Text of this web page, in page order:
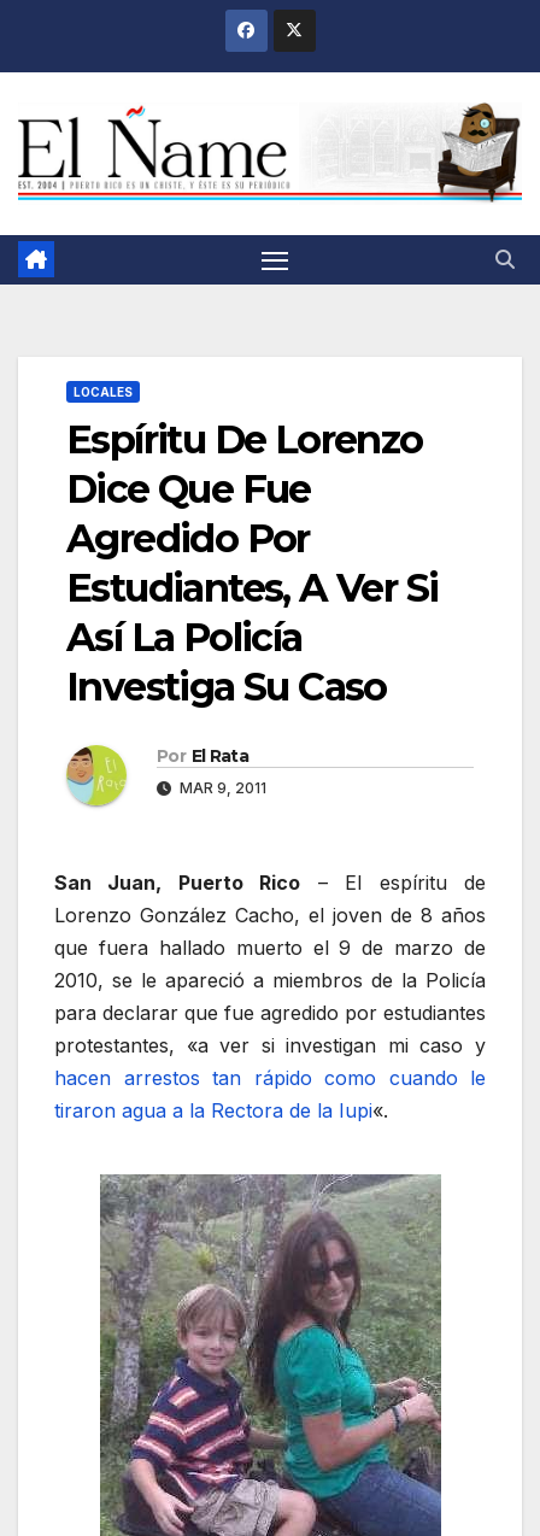
LOCALES
Espíritu De Lorenzo
Dice Que Fue
Agredido Por
Estudiantes, A Ver Si
Así La Policía
Investiga Su Caso
Por El Rata
MAR 9, 2011
San Juan, Puerto Rico – El espíritu de
Lorenzo González Cacho, el joven de 8 años
que fuera hallado muerto el 9 de marzo de
2010, se le apareció a miembros de la Policía
para declarar que fue agredido por estudiantes
protestantes, «a ver si investigan mi caso y
hacen arrestos tan rápido como cuando le
tiraron agua a la Rectora de la Iupi«.